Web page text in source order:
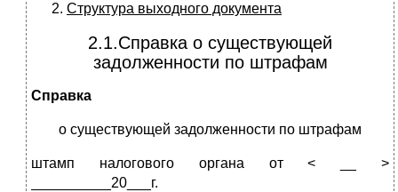
Структура выходного документа
2.1.Справка о существующей
задолженности по штрафам
Справка
о существующей задолженности по штрафам
штамп налогового органа от < __ >
__________20___г.